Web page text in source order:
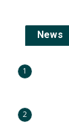
News
1
2